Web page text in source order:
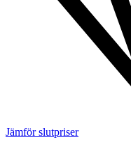
Jämför slutpriser